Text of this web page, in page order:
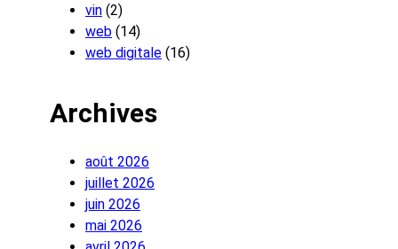
vin (2)
web (14)
web digitale (16)
Archives
août 2026
juillet 2026
juin 2026
mai 2026